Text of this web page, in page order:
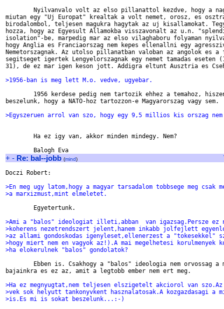
Nyilvanvalo volt az elso pillanattol kezdve, hogy a
miutan egy "Uj Europat" krealtak a volt nemet, orosz, es
birodalombol, teljesen magukra hagytak az uj kisallamokat.
hozza, hogy az Egyesult Allamokba visszavonalt az u.n.
isolation"-be, marpedig mar az elso vilaghaboru folyaman
hogy Anglia es Franciaorszag nem kepes ellenallni egy
Nemetorszagnak. Az utolso pillanatban valoban az angolok es a
segitseget igertek Lengyelorszagnak egy nemet tamadas eseten
31), de ez mar igen keson jott. Addigra eltunt Ausztria es
>1956-ban is meg lett M.o. vedve, ugyebar.
1956 kerdese pedig nem tartozik ehhez a temahoz,
beszelunk, hogy a NATO-hoz tartozzon-e Magyarorszag vagy sem.
>Egyszeruen arrol van szo, hogy egy 9,5 millios kis orszag
        Ha ez igy van, akkor minden mindegy. Nem?
+ - Re: bal--jobb (mind)
Doczi Robert:
>En meg ugy latom,hogy a magyar tarsadalom tobbsege meg csak
>a marxizmust,mint elmeletet.
        Egyetertunk.
>Ami a "balos" ideologiat illeti,abban  van igazsag.Persze ez
>koherens nezetrendszert jelent,hanem inkabb jolfejlett
>az allami gondoskodas igenyleset,ellenerzest a "tokesekkel"
>hogy miert nem en vagyok az!).A mai megelhetesi korulmenyek
>ha elokerulnek "balos" gondolatok?
Ebben is. Csakhogy a "balos" ideologia nem orvossag a
bajainkra es ez az, amit a legtobb ember nem ert meg.
>Ha ez megnyugtat,nem teljesen elszigetelt akciorol van
>vek sok helyutt tankonyvkent hasznalatosak.A kozgazdasagi a
>is.Es mi is sokat beszelunk...:-)